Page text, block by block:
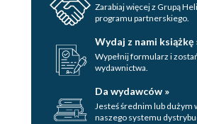
Zarabiaj więcej z Grupą
programu partnerskiego.
Wydaj z nami książkę
Wypełnij formularz i
wydawnictwa.
Da wydawców »
Jesteś średnim lub dużym
naszego systemu